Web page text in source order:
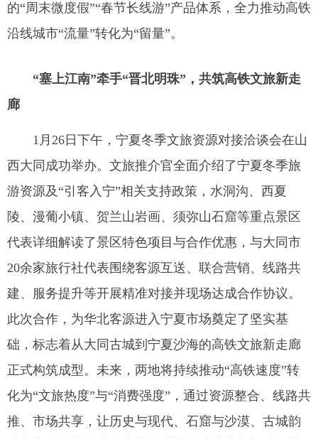
的“周末微度假”“春节长线游”产品体系，全力推动高铁
沿线城市“流量”转化为“留量”。
“塞上江南”牵手“晋北明珠”，共筑高铁文旅新走
廊
1月26日下午，宁夏冬季文旅资源对接洽谈会在山
西大同成功举办。文旅推介官全面介绍了宁夏冬季旅
游资源及“引客入宁”相关支持政策，水洞沟、西夏
陵、漫葡小镇、贺兰山岩画、须弥山石窟等重点景区
代表详细解读了景区特色项目与合作优惠，与大同市
20余家旅行社代表围绕客源互送、联合营销、线路共
建、服务提升等开展精准对接并现场达成合作协议。
此次合作，为华北客源进入宁夏市场奠定了坚实基
础，标志着从大同古城到宁夏沙海的高铁文旅新走廊
正式构筑成型。未来，两地将持续推动“高铁速度”转
化为“文旅热度”与“消费强度”，通过资源整合、线路共
推、市场共享，让历史与现代、石窟与沙漠、古城韵